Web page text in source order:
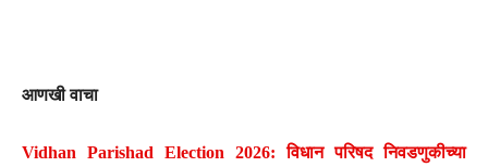
आणखी वाचा
Vidhan Parishad Election 2026: विधान परिषद निवडणुकीच्या